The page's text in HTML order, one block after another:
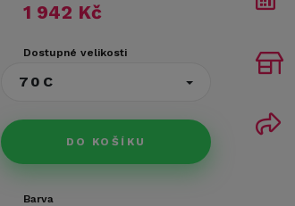
1 942 Kč
Dostupné velikosti
70C
DO KOŠÍKU
Barva